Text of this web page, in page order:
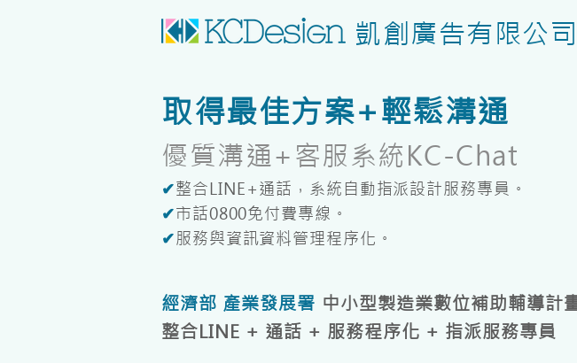
凱創廣告有限公司
取得最佳方案+輕鬆​溝通
優質溝通+客服系統KC-Chat
✔整合LINE+通話，系統自動指派設計服務專員。
✔市話0800免付費專線。
✔服務與資訊資料管理程序化。
經濟部 產業發展署 中小型製造業數位補助輔導計
整合LINE + 通話 + 服務程序化 + 指派服務專員